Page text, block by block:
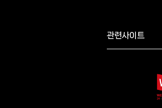
관련사이트